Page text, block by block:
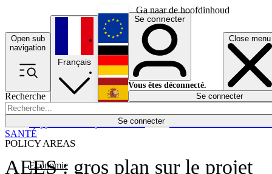
Ga naar de hoofdinhoud
Open sub
navigation
Close menu
Recherche
Se connecter
POLICY AREAS
Economie
Économie
Français
English
Deutsch
Español
Se connecter
Vous êtes déconnecté.
Se connecter
AEES : gros plan sur le projet
SANTÉ